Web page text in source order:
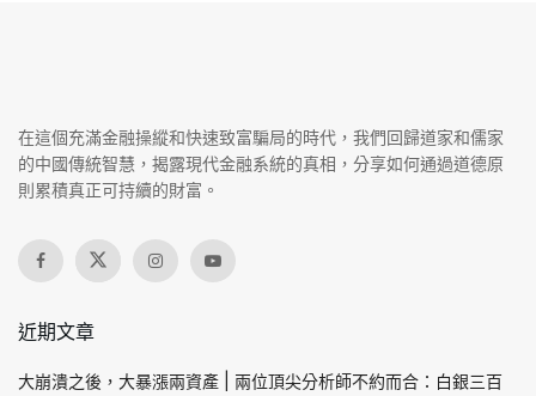
在這個充滿金融操縱和快速致富騙局的時代，我們回歸道家和儒家
的中國傳統智慧，揭露現代金融系統的真相，分享如何通過道德原
則累積真正可持續的財富。
近期文章
大崩潰之後，大暴漲兩資產 | 兩位頂尖分析師不約而合：白銀三百